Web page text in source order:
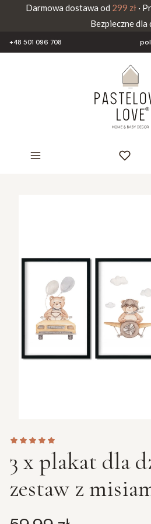
Darmowa dostawa od 299 zł·
Bezpieczne dla
+48 501 096 708
3 x plakat dla
zestaw z